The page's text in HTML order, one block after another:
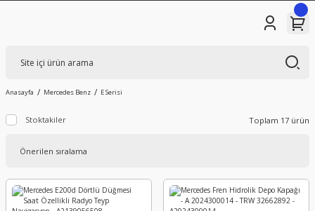
Anasayfa Mercedes Benz E Serisi
Stoktakiler Toplam 17 ürün